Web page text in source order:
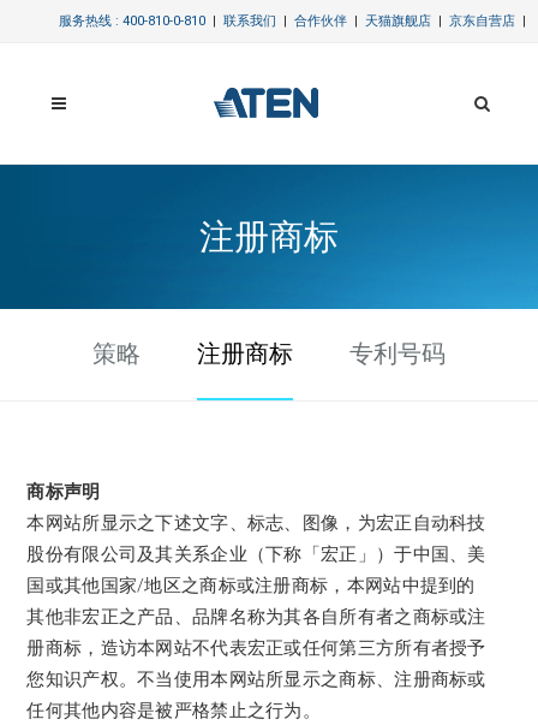
服务热线 : 400-810-0-810 | 联系我们 | 合作伙伴 | 天猫旗舰店 | 京东自营店 |
注册商标
策略 注册商标 专利号码
商标声明
本网站所显示之下述文字、标志、图像，为宏正自动科技
股份有限公司及其关系企业（下称「宏正」）于中国、美
国或其他国家/地区之商标或注册商标，本网站中提到的
其他非宏正之产品、品牌名称为其各自所有者之商标或注
册商标，造访本网站不代表宏正或任何第三方所有者授予
您知识产权。不当使用本网站所显示之商标、注册商标或
任何其他内容是被严格禁止之行为。